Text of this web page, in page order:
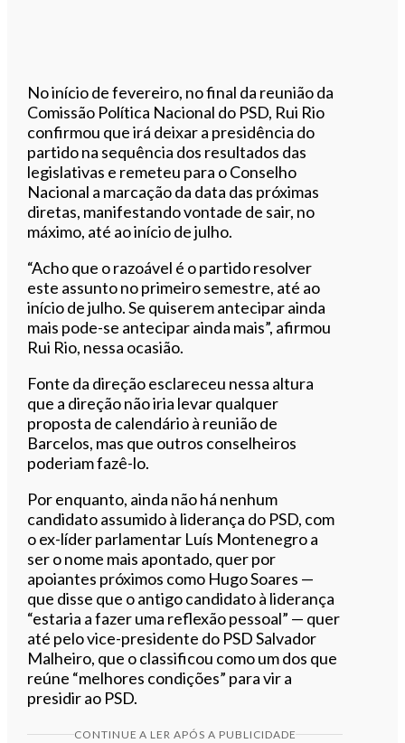
No início de fevereiro, no final da reunião da
Comissão Política Nacional do PSD, Rui Rio
confirmou que irá deixar a presidência do
partido na sequência dos resultados das
legislativas e remeteu para o Conselho
Nacional a marcação da data das próximas
diretas, manifestando vontade de sair, no
máximo, até ao início de julho.
“Acho que o razoável é o partido resolver
este assunto no primeiro semestre, até ao
início de julho. Se quiserem antecipar ainda
mais pode-se antecipar ainda mais”, afirmou
Rui Rio, nessa ocasião.
Fonte da direção esclareceu nessa altura
que a direção não iria levar qualquer
proposta de calendário à reunião de
Barcelos, mas que outros conselheiros
poderiam fazê-lo.
Por enquanto, ainda não há nenhum
candidato assumido à liderança do PSD, com
o ex-líder parlamentar Luís Montenegro a
ser o nome mais apontado, quer por
apoiantes próximos como Hugo Soares —
que disse que o antigo candidato à liderança
“estaria a fazer uma reflexão pessoal” — quer
até pelo vice-presidente do PSD Salvador
Malheiro, que o classificou como um dos que
reúne “melhores condições” para vir a
presidir ao PSD.
CONTINUE A LER APÓS A PUBLICIDADE